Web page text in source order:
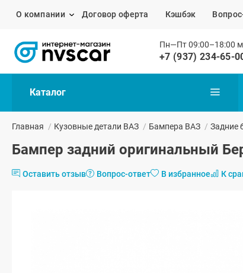
О компании Договор оферта Кэшбэк
Пн—Пт 09:00–18:00
+7 (937) 234-65-
Каталог
Главная / Кузовные детали ВАЗ / Бампера ВАЗ / Задние
Бампер задний оригинальный
Оставить отзыв Вопрос-ответ В избранное К